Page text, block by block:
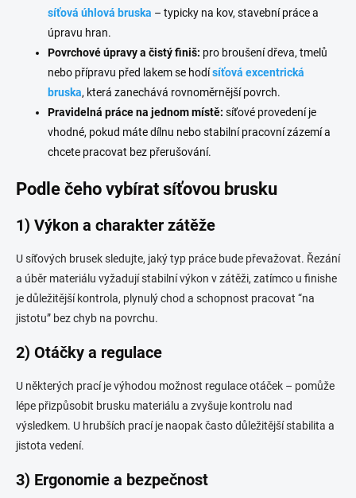
síťová úhlová bruska – typicky na kov, stavební práce a
úpravu hran.
Povrchové úpravy a čistý finiš: pro broušení dřeva, tmelů
nebo přípravu před lakem se hodísíťová excentrická
bruska, která zanechává rovnoměrnější povrch.
Pravidelná práce na jednom místě: síťové provedení je
vhodné, pokud máte dílnu nebo stabilní pracovní zázemí a
chcete pracovat bez přerušování.
Podle čeho vybírat síťovou brusku
1) Výkon a charakter zátěže
U síťových brusek sledujte, jaký typ práce bude převažovat. Řezání
a úběr materiálu vyžadují stabilní výkon v zátěži, zatímco u finishe
je důležitější kontrola, plynulý chod a schopnost pracovat “na
jistotu” bez chyb na povrchu.
2) Otáčky a regulace
U některých prací je výhodou možnost regulace otáček – pomůže
lépe přizpůsobit brusku materiálu a zvyšuje kontrolu nad
výsledkem. U hrubších prací je naopak často důležitější stabilita a
jistota vedení.
3) Ergonomie a bezpečnost